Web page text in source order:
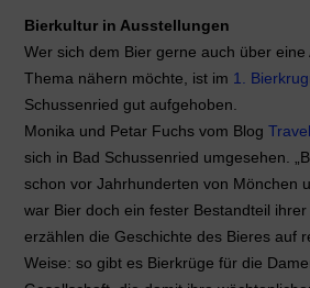
Bierkultur in Ausstellungen
Wer sich dem Bier gerne auch über eine
Thema nähern möchte, ist im 1.
Schussenried gut aufgehoben.
Monika und Petar Fuchs vom Blog
sich in Bad Schussenried umgesehen.
schon vor Jahrhunderten von Mönchen
war Bier doch ein fester Bestandteil
erzählen die Geschichte des Bieres auf
Weise: so gibt es Bierkrüge für die